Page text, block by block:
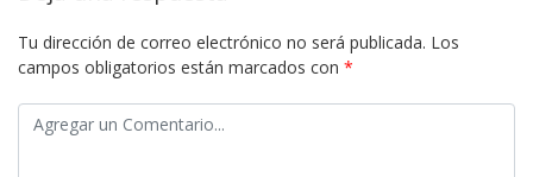
Tu dirección de correo electrónico no será publicada. Los
campos obligatorios están marcados con *